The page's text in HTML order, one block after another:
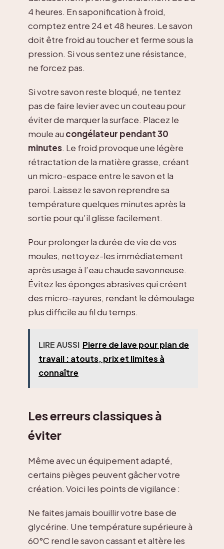
4 heures. En saponification à froid,
comptez entre 24 et 48 heures. Le savon
doit être froid au toucher et ferme sous la
pression. Si vous sentez une résistance,
ne forcez pas.
Si votre savon reste bloqué, ne tentez
pas de faire levier avec un couteau pour
éviter de marquer la surface. Placez le
moule au congélateur pendant 30
minutes. Le froid provoque une légère
rétractation de la matière grasse, créant
un micro-espace entre le savon et la
paroi. Laissez le savon reprendre sa
température quelques minutes après la
sortie pour qu’il glisse facilement.
Pour prolonger la durée de vie de vos
moules, nettoyez-les immédiatement
après usage à l’eau chaude savonneuse.
Évitez les éponges abrasives qui créent
des micro-rayures, rendant le démoulage
plus difficile au fil du temps.
LIRE AUSSI Pierre de lave pour plan de
travail : atouts, prix et limites à
connaître
Les erreurs classiques à
éviter
Même avec un équipement adapté,
certains pièges peuvent gâcher votre
création. Voici les points de vigilance :
Ne faites jamais bouillir votre base de
glycérine. Une température supérieure à
60°C rend le savon cassant et altère les